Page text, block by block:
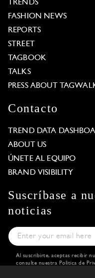
TRENDS
FASHION NEWS
REPORTS
STREET
TAGBOOK
TALKS
PRESS ABOUT
Contacto
TREND DATA
ABOUT US
ÚNETE AL EQUIPO
BRAND VISIBILITY
Suscríbase a
noticias
Al suscribirte, aceptas recibir
consulte nuestra Política de